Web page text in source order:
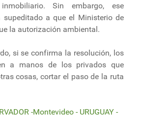
Sin embargo, ese
supeditado a que el Ministerio de
la autorización ambiental.
si se confirma la resolución, los
a manos de los privados que
cosas, cortar el paso de la ruta
-Montevideo - URUGUAY -